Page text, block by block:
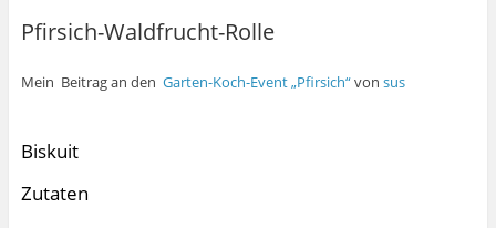
Pfirsich-Waldfrucht-Rolle
Mein Beitrag an den Garten-Koch-Event „Pfirsich“von sus
Biskuit
Zutaten